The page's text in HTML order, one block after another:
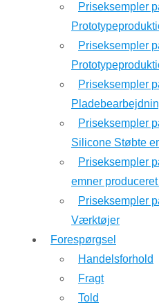
Priseksempler
Priseksempler
Priseksempler
Priseksempler
Silicone Støbte
Priseksempler
emner
Priseksempler
Værktøjer
Forespørgsel
Handelsforhold
Fragt
Told